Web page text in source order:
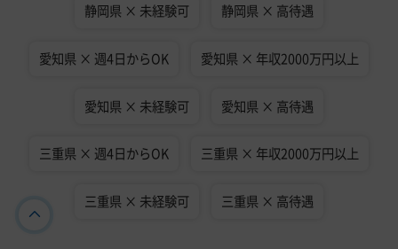
静岡県 × 未経験可 静岡県 × 高待遇
愛知県 × 週4日からOK 愛知県 × 年収2000万円以上
愛知県 × 未経験可 愛知県 × 高待遇
三重県 × 週4日からOK 三重県 × 年収2000万円以上
三重県 × 未経験可 三重県 × 高待遇